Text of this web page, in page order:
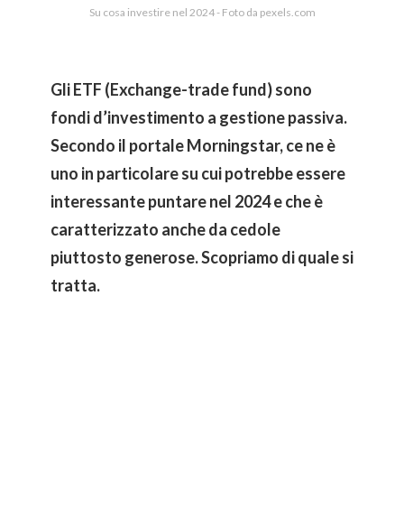
Su cosa investire nel 2024 - Foto da pexels.com
Gli ETF (Exchange-trade fund) sono
fondi d’investimento a gestione passiva.
Secondo il portale Morningstar, ce ne è
uno in particolare su cui potrebbe essere
interessante puntare nel 2024 e che è
caratterizzato anche da cedole
piuttosto generose. Scopriamo di quale si
tratta.